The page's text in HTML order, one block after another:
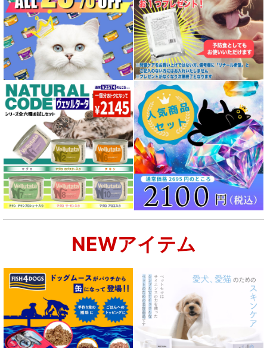
全年齢対応 フード for DOG
パピー用 フード for DOG
成犬用 フード for DOG
シニア犬用フード for DOG
食物アレルギー対応 ドッグフード
腎臓ケア対応ドッグフード
肝臓ケア対応ドッグフード
肥満ケア対応 フード for DOG
泌尿器ケア対応 フード for DOG
NEWアイテム